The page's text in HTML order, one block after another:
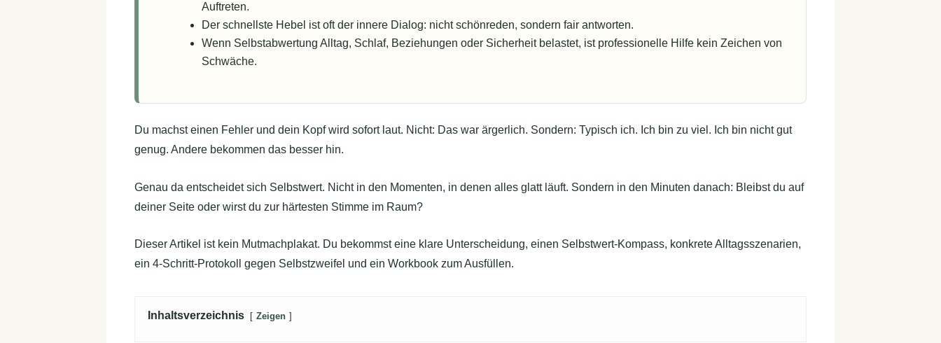
Auftreten.
Der schnellste Hebel ist oft der innere Dialog: nicht schönreden, sondern fair antworten.
Wenn Selbstabwertung Alltag, Schlaf, Beziehungen oder Sicherheit belastet, ist professionelle Hilfe kein Zeichen von
Schwäche.
Du machst einen Fehler und dein Kopf wird sofort laut. Nicht: Das war ärgerlich. Sondern: Typisch ich. Ich bin zu viel. Ich bin nicht gut
genug. Andere bekommen das besser hin.
Genau da entscheidet sich Selbstwert. Nicht in den Momenten, in denen alles glatt läuft. Sondern in den Minuten danach: Bleibst du auf
deiner Seite oder wirst du zur härtesten Stimme im Raum?
Dieser Artikel ist kein Mutmachplakat. Du bekommst eine klare Unterscheidung, einen Selbstwert-Kompass, konkrete Alltagsszenarien,
ein 4-Schritt-Protokoll gegen Selbstzweifel und ein Workbook zum Ausfüllen.
Inhaltsverzeichnis Zeigen